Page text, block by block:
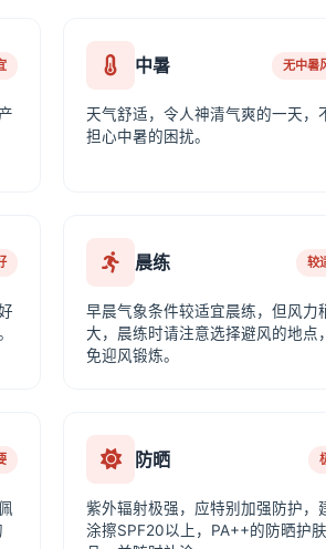
中暑 无中暑
天气舒适，令人神清气爽的一天，
担心中暑的困扰。
晨练 较
早晨气象条件较适宜晨练，但风力
大，晨练时请注意选择避风的地点
免迎风锻炼。
防晒
紫外辐射极强，应特别加强防护，
涂擦SPF20以上，PA++的防晒护